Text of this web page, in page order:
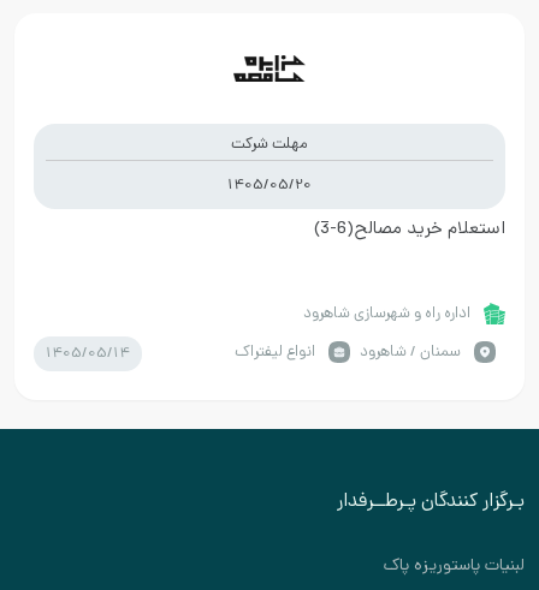
مهلت شرکت
1405/05/20
استعلام خرید مصالح(6-3)
اداره راه و شهرسازی شاهرود
سمنان / شاهرود
انواع لیفتراک 1405/05/14
بـرگزار کنندگان پـرطــرفدار
لبنیات پاستوریزه پاک